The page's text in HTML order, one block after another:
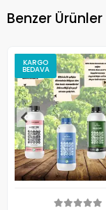
Benzer Ürünler
KARGO
BEDAVA